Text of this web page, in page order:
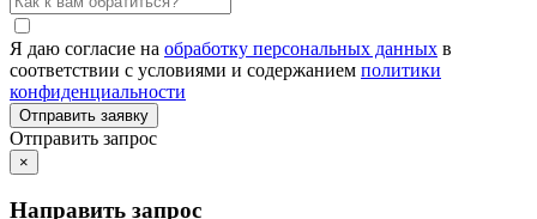
Я даю согласие на обработку персональных данных в
соответствии с условиями и содержанием политики
конфиденциальности
Отправить запрос
×
Направить запрос